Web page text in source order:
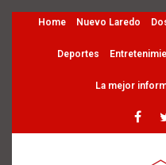
Home Nuevo Laredo
Deportes
La mejor